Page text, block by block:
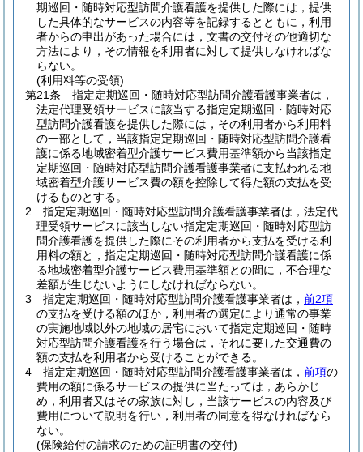
期巡回・随時対応型訪問介護看護を提供した際には，提供
した具体的なサービスの内容等を記録するとともに，利用
者からの申出があった場合には，文書の交付その他適切な
方法により，その情報を利用者に対して提供しなければな
らない。
(利用料等の受領)
第21条
指定定期巡回・随時対応型訪問介護看護事業者は，
法定代理受領サービスに該当する指定定期巡回・随時対応
型訪問介護看護を提供した際には，その利用者から利用料
の一部として，当該指定定期巡回・随時対応型訪問介護看
護に係る地域密着型介護サービス費用基準額から当該指定
定期巡回・随時対応型訪問介護看護事業者に支払われる地
域密着型介護サービス費の額を控除して得た額の支払を受
けるものとする。
2
指定定期巡回・随時対応型訪問介護看護事業者は，法定代
理受領サービスに該当しない指定定期巡回・随時対応型訪
問介護看護を提供した際にその利用者から支払を受ける利
用料の額と，指定定期巡回・随時対応型訪問介護看護に係
る地域密着型介護サービス費用基準額との間に，不合理な
差額が生じないようにしなければならない。
3
指定定期巡回・随時対応型訪問介護看護事業者は， 前2項
の支払を受ける額のほか，利用者の選定により通常の事業
の実施地域以外の地域の居宅において指定定期巡回・随時
対応型訪問介護看護を行う場合は，それに要した交通費の
額の支払を利用者から受けることができる。
4
指定定期巡回・随時対応型訪問介護看護事業者は， 前項の
費用の額に係るサービスの提供に当たっては，あらかじ
め，利用者又はその家族に対し，当該サービスの内容及び
費用について説明を行い，利用者の同意を得なければなら
ない。
(保険給付の請求のための証明書の交付)